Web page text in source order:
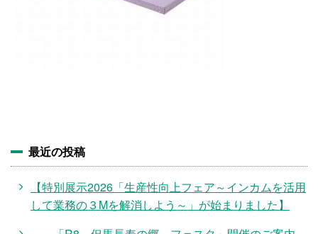
最近の投稿
【特別展示2026「生産性向上フェア～インカムを活用
して業務の３Mを解消しよう～」が始まりました】